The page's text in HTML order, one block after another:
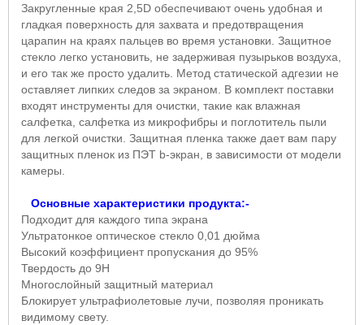
Закругленные края 2,5D обеспечивают очень удобная и
гладкая поверхность для захвата и предотвращения
царапин на краях пальцев во время установки. Защитное
стекло легко установить, не задерживая пузырьков воздуха,
и его так же просто удалить. Метод статической адгезии не
оставляет липких следов за экраном. В комплект поставки
входят инструменты для очистки, такие как влажная
салфетка, салфетка из микрофибры и поглотитель пыли
для легкой очистки. Защитная пленка также дает вам пару
защитных пленок из ПЭТ b-экран, в зависимости от модели
камеры.
Основные характеристики продукта:-
Подходит для каждого типа экрана
Ультратонкое оптическое стекло 0,01 дюйма
Высокий коэффициент пропускания до 95%
Твердость до 9H
Многослойный защитный материал
Блокирует ультрафиолетовые лучи, позволяя проникать
видимому свету.